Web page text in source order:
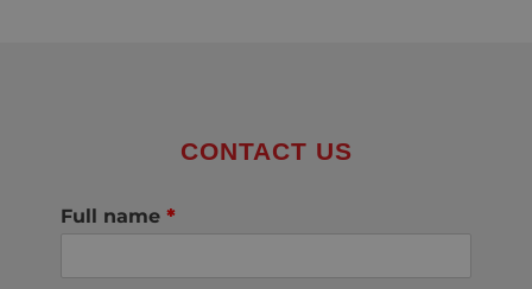
CONTACT US
Full name *